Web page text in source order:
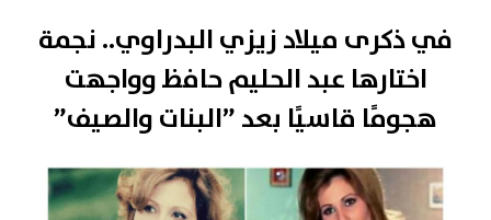
في ذكرى ميلاد زيزي البدراوي.. نجمة
اختارها عبد الحليم حافظ وواجهت
هجومًا قاسيًا بعد ”البنات والصيف”